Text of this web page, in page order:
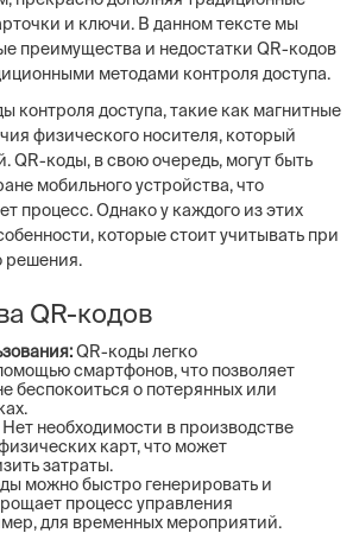
и ключи. В данном тексте мы
преимущества и недостатки QR-кодов
методами контроля доступа.
контроля доступа, такие как магнитные
физического носителя, который
QR-коды, в свою очередь, могут быть
мобильного устройства, что
процесс. Однако у каждого из этих
которые стоит учитывать при
решения.
QR-кодов
QR-коды легко
смартфонов, что позволяет
беспокоиться о потерянных или
Нет необходимости в производстве
карт, что может
затраты.
можно быстро генерировать и
процесс управления
для временных мероприятий.